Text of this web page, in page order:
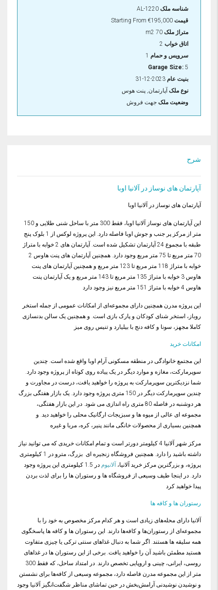
شناسه ملک
قیمت
Starting From €195,000
متراژ ملک
اتاق خواب
سرویس و حمام
Garage Size: 5
بنيت عام
نوع ملک آپارتمان, پنت هوس
وضعیت ملک جهت فروش
شرح
آپارتمان های نوساز در آلانیا اوبا
آپارتمان های نوساز در آلانیا اوبا
این آپارتمان های نوساز آلانیا اوبا، فقط 300 متر با ساحل شنی طلایی و 150
متر از مرکز پر جنب و جوش اوبا فاصله دارد. این پروژه لوکس از 1 بلوک پنج
طبقه با مجموع 24 آپارتمان تشکیل شده است. آپارتمان های 2 خوابه با متراژ
70 متر مربع تا 75 متر مربع وجود دارد. همچنین آپارتمان های پنت هاوس 2
خوابه با متراژ 118 متر مربع تا 123 متر مربع و همچنین آپارتمان های پنت
هاوس 3 خوابه با متراژ 135 متر مربع تا 143 متر مربع و یک آپارتمان پنت
هاوس 4 خوابه با متراژ 151 متر مربع نیز وجود دارد
این پروژه مدرن همچنین دارای مجموعه‌ای از امکانات عمومی از جمله استخر
روباز، استخر شنای کودکان و پارک بازی است. و همچنین یک سالن بدنسازی
کاملا مجهز، سونا و کافه دنج با بیلیارد و تنیس روی میز
امکانات خرید
این مجتمع خانوادگی در منطقه مسکونی آرام اوبا واقع شده است. چندین
سوپرمارکت، مغازه و موارد دیگر در یک پیاده روی کوتاه از پروژه وجود دارد.
شما نزدیکترین سوپرمارکت به پروژه را خواهید یافت، درست در مجاورت و
چندین سوپرمارکت دیگر در 150 متری پروژه وجود دارد. یک بازار هفتگی بزرگ
هر دوشنبه در فاصله 80 متری راه اندازی می شود. در این بازار هفتگی،
مجموعه ای عالی از میوه ها و سبزیجات ارگانیک محلی را خواهید دید. و
همچنین بسیاری از محصولات خانگی مانند پنیر، کره، مربا و غیره
مرکز شهر آلانیا 4 کیلومتر دورتر است و تمام امکانات خریدی که می توانید نیاز
داشته باشید را دارد. همچنین فروشگاه زنجیره ای بزرگ، مترو در 1 کیلومتری
پروژه، و بزرگترین مرکز خرید آلانیا، آلانیوم
در 1.5 کیلومتری این پروژه وجود
دارد. در اینجا طیف وسیعی از فروشگاه ها و رستوران ها را برای لذت بردن
پیدا خواهید کرد
رستوران ها و کافه ها
آلانیا دارای محله‌های زیادی است و هر کدام مرکز مخصوص به خود را با
مجموعه‌ای از رستوران‌ها و کافه‌ها دارند. این رستوران ها و کافه ها پاسخگوی
همه سلیقه ها هستند. اگر شما به دنبال غذاهای سنتی ترکی یا چیزی متفاوت
هستید مطمئن باشید آن را خواهید یافت. برخی از این رستوران ها در غذاهای
روسی، ایرانی، چینی و اروپایی تخصص دارند. در امتداد ساحل، که فقط 300
متر از این مجموعه مدرن فاصله دارد، مجموعه وسیعی از کافه‌ها برای نشستن
و نوشیدن نوشیدنی آرامش‌بخش در حین تماشای مناظر شگفت‌انگیز آلانیا وجود